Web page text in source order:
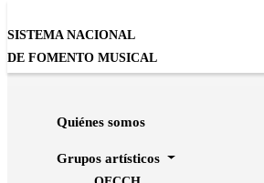
SISTEMA NACIONAL
DE FOMENTO MUSICAL
Quiénes somos
Grupos artísticos
Historias de vida